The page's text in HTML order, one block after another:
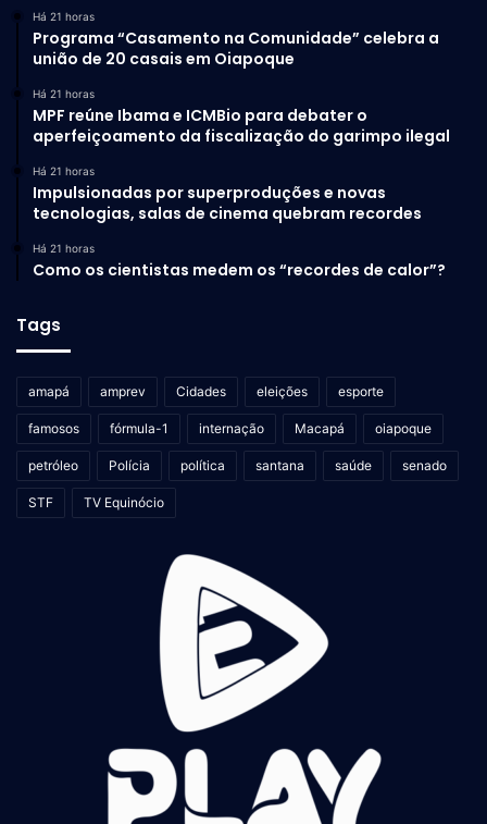
Há 21 horas
Programa “Casamento na Comunidade” celebra a
união de 20 casais em Oiapoque
Há 21 horas
MPF reúne Ibama e ICMBio para debater o
aperfeiçoamento da fiscalização do garimpo ilegal
Há 21 horas
Impulsionadas por superproduções e novas
tecnologias, salas de cinema quebram recordes
Há 21 horas
Como os cientistas medem os “recordes de calor”?
Tags
amapá amprev Cidades eleições esporte
famosos fórmula-1 internação Macapá oiapoque
petróleo Polícia política santana saúde senado
STF TV Equinócio